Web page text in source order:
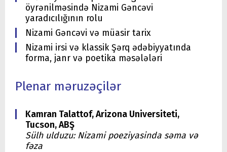
öyrənilməsində Nizami Gəncəvi
yaradıcılığının rolu
Nizami Gəncəvi və müasir tarix
Nizami irsi və klassik Şərq ədəbiyyatında
forma, janr və poetika məsələləri
Plenar məruzəçilər
Kamran Talattof, Arizona Universiteti,
Tucson, ABŞ
Sülh ulduzu: Nizami poeziyasinda səma və
fəza